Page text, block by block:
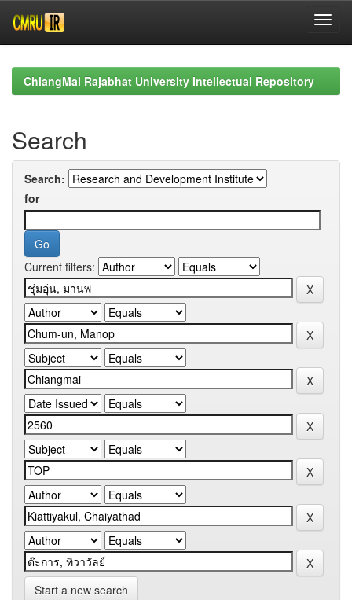
navigationChiangMai Rajabhat University Intellectual Repository
Search
Search:
for
Current filters:
Start a new search